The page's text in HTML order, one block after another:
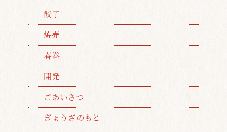
餃子
焼売
春巻
開発
ごあいさつ
ぎょうざのもと